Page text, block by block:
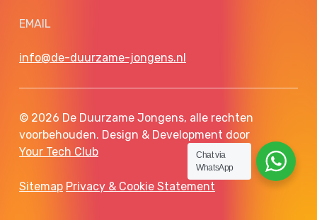
EMAIL
info@de-duurzame-jongens.nl
© 2026 De Duurzame Jongens, alle rechten
voorbehouden. Design & Development door
Your Tech Club
Sitemap Privacy & Cookie Statement
Chat via
WhatsApp